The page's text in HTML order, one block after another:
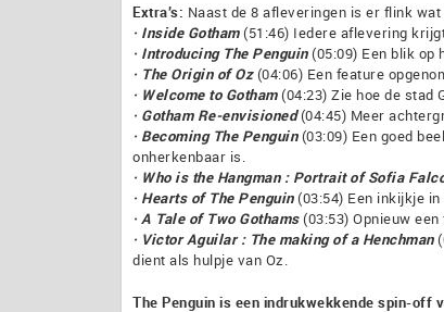
Extra’s: Naast de 8 afleveringen is er flink
· Inside Gotham(51:46) Iedere aflevering
· Introducing The Penguin(05:09) Een blik op
· The Origin of Oz(04:06) Een feature
· Welcome to Gotham(04:23) Zie hoe de stad
· Gotham Re-envisioned(04:45) Meer
· Becoming The Penguin(03:09) Een goed
onherkenbaar is.
· Who is the Hangman : Portrait of Sofia
· Hearts of The Penguin(03:54) Een inkijkje
· A Tale of Two Gothams(03:53) Opnieuw
· Victor Aguilar : The making of a Henchman
dient als hulpje van Oz.
The Penguin is een indrukwekkende spin-off